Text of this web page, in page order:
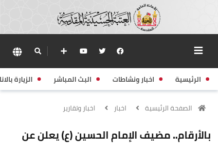
الرئيسية اخبار ونشاطات البث المباشر الزيارة
الصفحة الرئيسية اخبار اخبار وتقارير
بالأرقام.. مضيف الإمام الحسين (ع) يعلن عن